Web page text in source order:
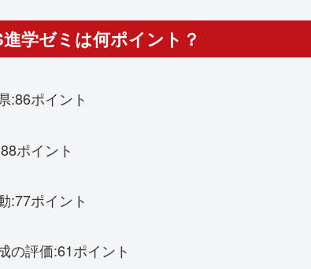
進学ゼミは何ポイント？
:86ポイント
ポイント
:77ポイント
の評価:61ポイント